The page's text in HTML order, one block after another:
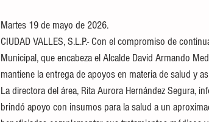
Martes 19 de mayo de 2026.
CIUDAD VALLES, S.L.P.- Con el compromiso de
Municipal, que encabeza el Alcalde David Armando
mantiene la entrega de apoyos en materia de salud y
La directora del área, Rita Aurora Hernández Segura,
brindó apoyo con insumos para la salud a un